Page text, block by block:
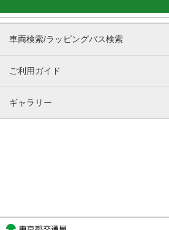
車両検索/ラッピングバス検索
ご利用ガイド
ギャラリー